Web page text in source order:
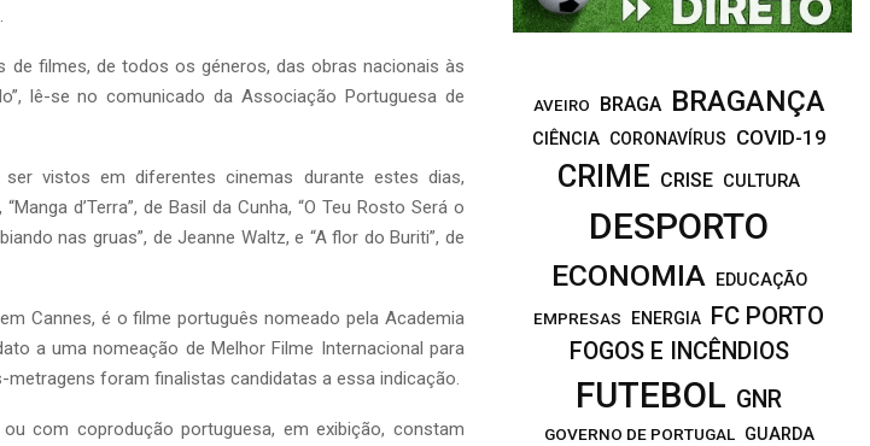
de filmes, de todos os géneros, das obras nacionais às
lê-se no comunicado da Associação Portuguesa de
vistos em diferentes cinemas durante estes dias,
d’Terra”, de Basil da Cunha, “O Teu Rosto Será o
nas gruas”, de Jeanne Waltz, e “A flor do Buriti”, de
Cannes, é o filme português nomeado pela Academia
a uma nomeação de Melhor Filme Internacional para
foram finalistas candidatas a essa indicação.
com coprodução portuguesa, em exibição, constam
H
AVEIRO BRAGA BRAGANÇA
CIÊNCIA CORONAVÍRUS COVID-19
CRIME CRISE CULTURA
DESPORTO
ECONOMIA
EDUCAÇÃO
EMPRESAS
ENERGIA FC PORTO
FOGOS E INCÊNDIOS
FUTEBOL GNR
GOVERNO DE PORTUGAL GUARDA